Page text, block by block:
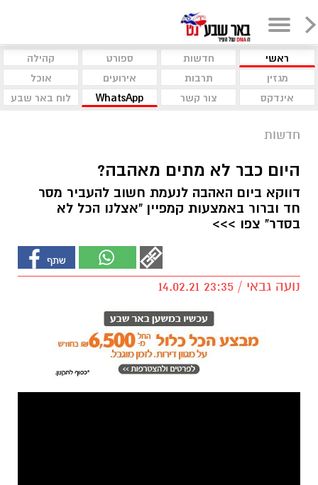
ראשי חדשות ספורט
קהילה
מגזין
תרבות אירועים
אוכל
אינדקס
צור קשר WhatsApp לוח באר שבע
חדשות
היום כבר לא מתים מאהבה?
דווקא ביום האהבה לנעמת חשוב להעביר מסר
חד וברור באמצעות קמפיין "אצלנו הכל לא
בסדר" צפו >>>
נועה גבאי / 23:35 14.02.21